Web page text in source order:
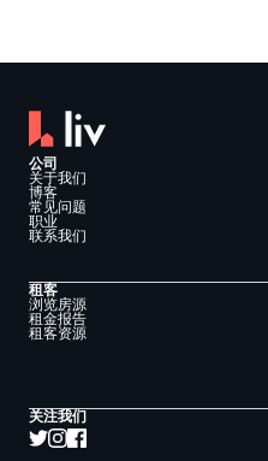
公司
关于我们
博客
常见问题
职业
联系我们
租客
浏览房源
租金报告
租客资源
关注我们